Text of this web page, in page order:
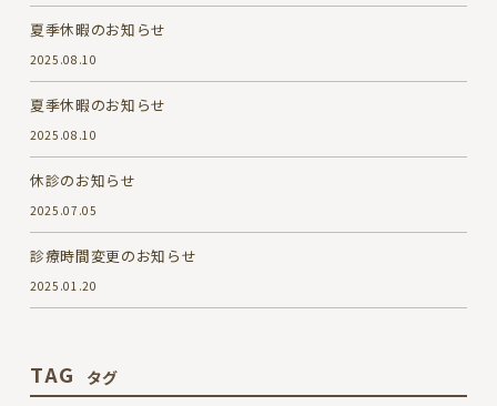
夏季休暇のお知らせ
2025.08.10
夏季休暇のお知らせ
2025.08.10
休診のお知らせ
2025.07.05
診療時間変更のお知らせ
2025.01.20
TAG タグ